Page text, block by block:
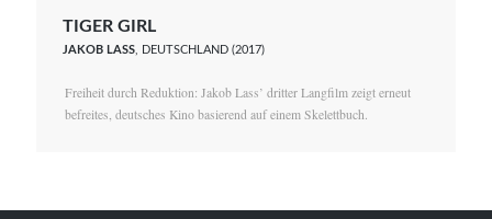
TIGER GIRL
JAKOB LASS, DEUTSCHLAND (2017)
Freiheit durch Reduktion: Jakob Lass’ dritter Langfilm zeigt erneut
befreites, deutsches Kino basierend auf einem Skelettbuch.